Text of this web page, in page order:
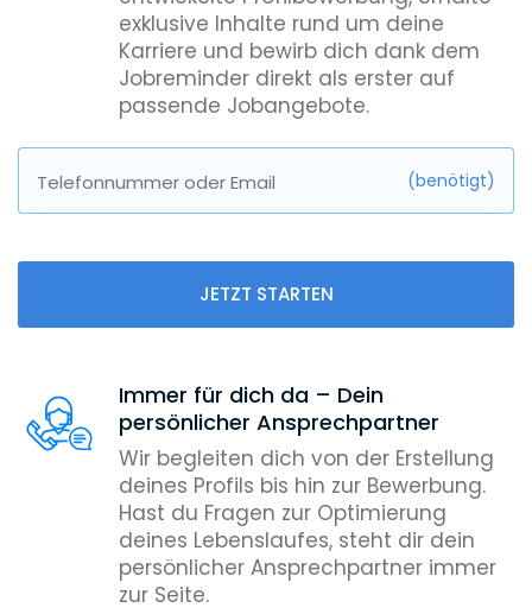
exklusive Inhalte rund um deine
Karriere und bewirb dich dank dem
Jobreminder direkt als erster auf
passende Jobangebote.
Telefonnummer oder Email (benötigt)
JETZT STARTEN
Immer für dich da – Dein
persönlicher Ansprechpartner
Wir begleiten dich von der Erstellung
deines Profils bis hin zur Bewerbung.
Hast du Fragen zur Optimierung
deines Lebenslaufes, steht dir dein
persönlicher Ansprechpartner immer
zur Seite.